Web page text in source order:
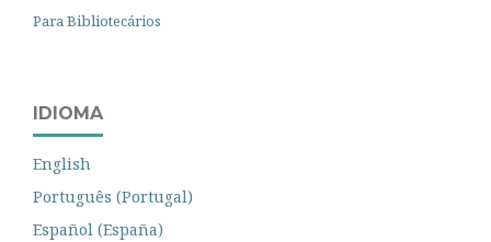
Para Bibliotecários
IDIOMA
English
Português (Portugal)
Español (España)